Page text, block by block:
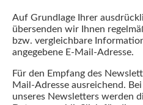
Auf Grundlage Ihrer
übersenden wir Ihnen
bzw. vergleichbare
angegebene E-Mail-Adresse.
Für den Empfang des
Mail-Adresse ausreichend.
unseres Newsletters werden